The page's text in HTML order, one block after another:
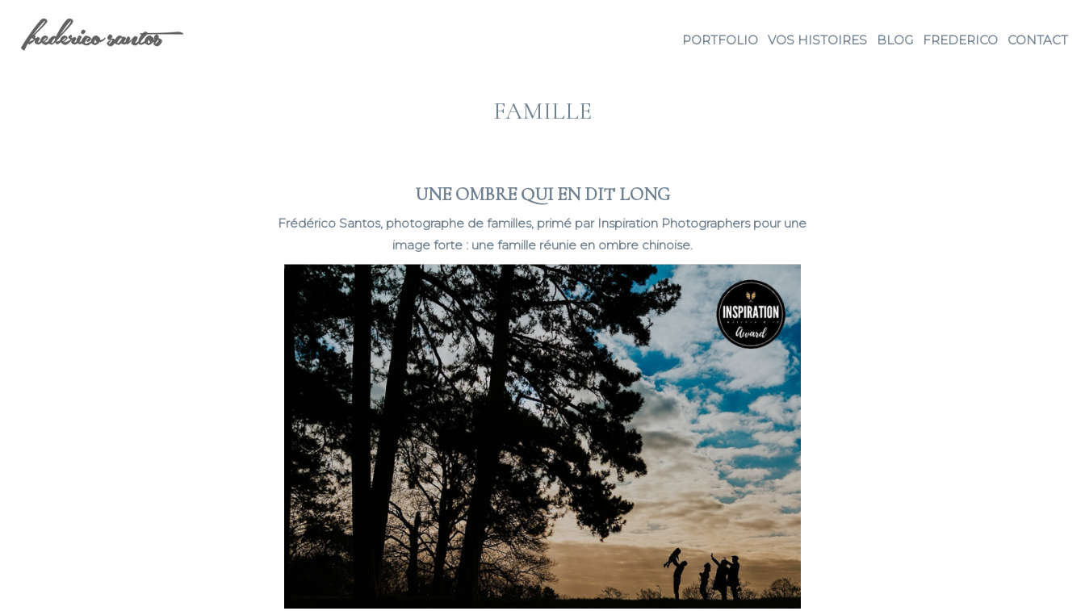
PORTFOLIO VOS HISTOIRES BLOG FREDERICO CONTACT
FAMILLE
UNE OMBRE QUI EN DIT LONG
Frédérico Santos, photographe de familles, primé par Inspiration Photographers pour une
image forte : une famille réunie en ombre chinoise.